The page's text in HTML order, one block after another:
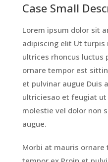
Case Small
Lorem ipsum dolor sit
adipiscing elit Ut turpis
ultrices rhoncus luctus
ornare tempor est
et pulvinar augue Duis
ultriciesao et feugiat
molestie vel dolor non
augue.
Morbi at mauris